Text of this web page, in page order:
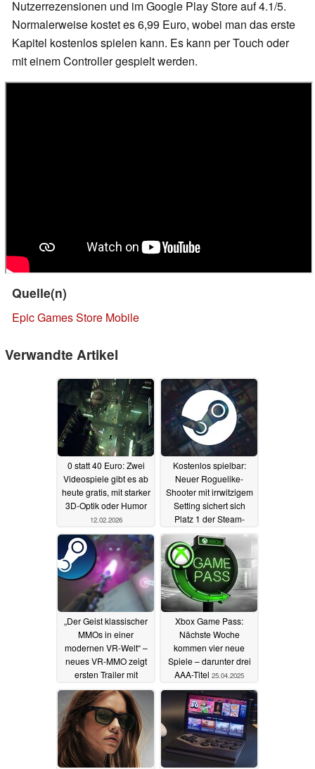
Nutzerrezensionen und im Google Play Store auf 4.1/5.
Normalerweise kostet es 6,99 Euro, wobei man das erste
Kapitel kostenlos spielen kann. Es kann per Touch oder
mit einem Controller gespielt werden.
Quelle(n)
Epic Games Store Mobile
Verwandte Artikel
0 statt 40 Euro: Zwei
Videospiele gibt es ab
heute gratis, mit starker
3D-Optik oder Humor
12.02.2026
Kostenlos spielbar:
Neuer Roguelike-
Shooter mit irrwitzigem
Setting sichert sich
Platz 1 der Steam-
Charts26.04.2025
„Der Geist klassischer
MMOs in einer
modernen VR-Welt“ –
neues VR-MMO zeigt
ersten Trailer mit
Gameplay25.04.2025
Xbox Game Pass:
Nächste Woche
kommen vier neue
Spiele – darunter drei
AAA-Titel 25.04.2025